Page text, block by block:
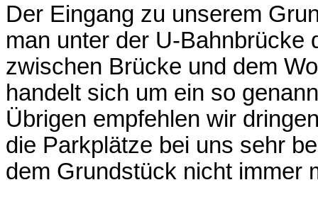
Der Eingang zu unserem
man unter der U-Bahnbrücke
zwischen Brücke und dem
handelt sich um ein so
Übrigen empfehlen wir
die Parkplätze bei uns sehr
dem Grundstück nicht immer